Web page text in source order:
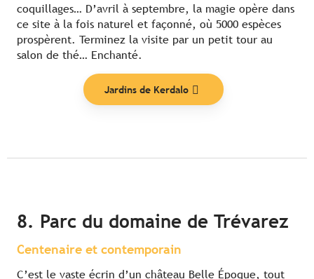
coquillages… D’avril à septembre, la magie opère dans
ce site à la fois naturel et façonné, où 5000 espèces
prospèrent. Terminez la visite par un petit tour au
salon de thé… Enchanté.
Jardins de Kerdalo
8. Parc du domaine de Trévarez
Centenaire et contemporain
C’est le vaste écrin d’un château Belle Époque, tout